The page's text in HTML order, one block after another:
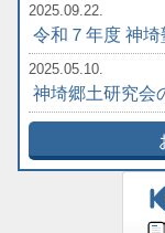
2025.09.22.
令和７年度 神埼
2025.05.10.
神埼郷土研究会